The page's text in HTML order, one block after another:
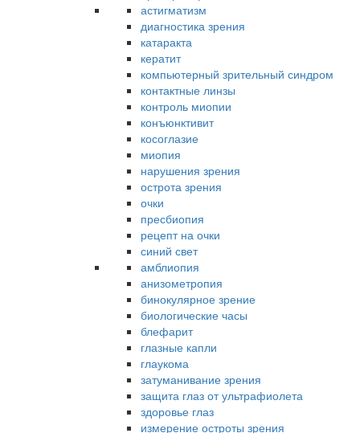
астигматизм
диагностика зрения
катаракта
кератит
компьютерный зрительный синдром
контактные линзы
контроль миопии
конъюнктивит
косоглазие
миопия
нарушения зрения
острота зрения
очки
пресбиопия
рецепт на очки
синий свет
амблиопия
анизометропия
бинокулярное зрение
биологические часы
блефарит
глазные капли
глаукома
затуманивание зрения
защита глаз от ультрафиолета
здоровье глаз
измерение остроты зрения